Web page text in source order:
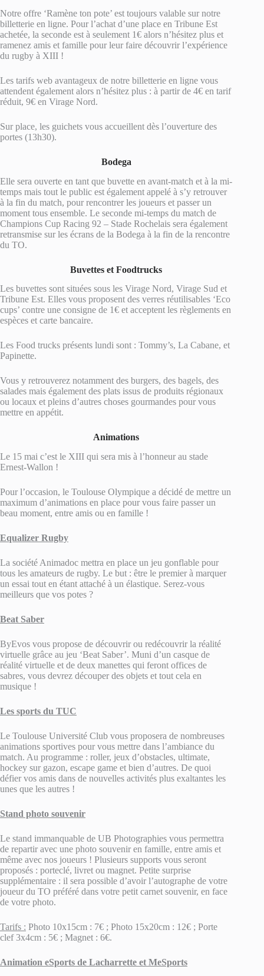
Notre offre ‘Ramène ton pote’ est toujours valable sur notre
billetterie en ligne. Pour l’achat d’une place en Tribune Est
achetée, la seconde est à seulement 1€ alors n’hésitez plus et
ramenez amis et famille pour leur faire découvrir l’expérience
du rugby à XIII !
Les tarifs web avantageux de notre billetterie en ligne vous
attendent également alors n’hésitez plus : à partir de 4€ en tarif
réduit, 9€ en Virage Nord.
Sur place, les guichets vous accueillent dès l’ouverture des
portes (13h30).
Bodega
Elle sera ouverte en tant que buvette en avant-match et à la mi-
temps mais tout le public est également appelé à s’y retrouver
à la fin du match, pour rencontrer les joueurs et passer un
moment tous ensemble. Le seconde mi-temps du match de
Champions Cup Racing 92 – Stade Rochelais sera également
retransmise sur les écrans de la Bodega à la fin de la rencontre
du TO.
Buvettes et Foodtrucks
Les buvettes sont situées sous les Virage Nord, Virage Sud et
Tribune Est. Elles vous proposent des verres réutilisables ‘Eco
cups’ contre une consigne de 1€ et acceptent les règlements en
espèces et carte bancaire.
Les Food trucks présents lundi sont : Tommy’s, La Cabane, et
Papinette.
Vous y retrouverez notamment des burgers, des bagels, des
salades mais également des plats issus de produits régionaux
ou locaux et pleins d’autres choses gourmandes pour vous
mettre en appétit.
Animations
Le 15 mai c’est le XIII qui sera mis à l’honneur au stade
Ernest-Wallon !
Pour l’occasion, le Toulouse Olympique a décidé de mettre un
maximum d’animations en place pour vous faire passer un
beau moment, entre amis ou en famille !
Equalizer Rugby
La société Animadoc mettra en place un jeu gonflable pour
tous les amateurs de rugby. Le but : être le premier à marquer
un essai tout en étant attaché à un élastique. Serez-vous
meilleurs que vos potes ?
Beat Saber
ByEvos vous propose de découvrir ou redécouvrir la réalité
virtuelle grâce au jeu ‘Beat Saber’. Muni d’un casque de
réalité virtuelle et de deux manettes qui feront offices de
sabres, vous devrez découper des objets et tout cela en
musique !
Les sports du TUC
Le Toulouse Université Club vous proposera de nombreuses
animations sportives pour vous mettre dans l’ambiance du
match. Au programme : roller, jeux d’obstacles, ultimate,
hockey sur gazon, escape game et bien d’autres. De quoi
défier vos amis dans de nouvelles activités plus exaltantes les
unes que les autres !
Stand photo souvenir
Le stand immanquable de UB Photographies vous permettra
de repartir avec une photo souvenir en famille, entre amis et
même avec nos joueurs ! Plusieurs supports vous seront
proposés : porteclé, livret ou magnet. Petite surprise
supplémentaire : il sera possible d’avoir l’autographe de votre
joueur du TO préféré dans votre petit carnet souvenir, en face
de votre photo.
Tarifs : Photo 10x15cm : 7€ ; Photo 15x20cm : 12€ ; Porte
clef 3x4cm : 5€ ; Magnet : 6€.
Animation eSports de Lacharrette et MeSports